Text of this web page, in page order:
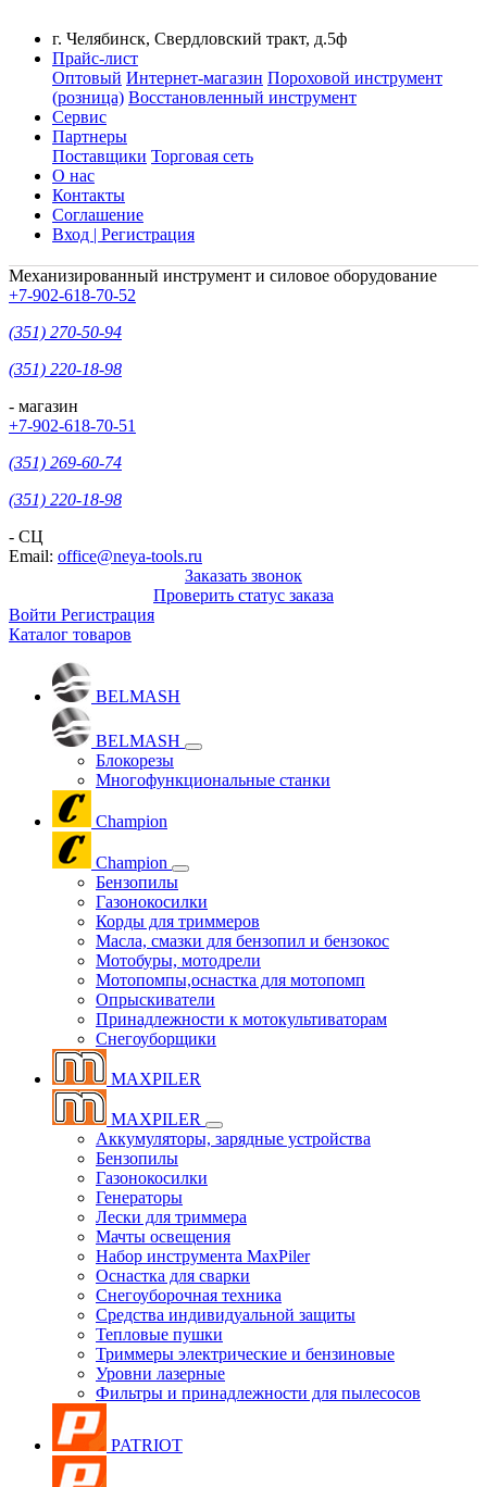
г. Челябинск, Свердловский тракт, д.5ф
Прайс-лист
Оптовый Интернет-магазин Пороховой инструмент
(розница) Восстановленный инструмент
Сервис
Партнеры
Поставщики Торговая сеть
О нас
Контакты
Соглашение
Вход | Регистрация
Механизированный инструмент и силовое оборудование
+7-902-618-70-52
(351) 270-50-94
(351) 220-18-98
- магазин
+7-902-618-70-51
(351) 269-60-74
(351) 220-18-98
- СЦ
Email: office@neya-tools.ru
Заказать звонок
Проверить статус заказа
Войти Регистрация
Каталог товаров
BELMASH
BELMASH
Блокорезы
Многофункциональные станки
Champion
Champion
Бензопилы
Газонокосилки
Корды для триммеров
Масла, смазки для бензопил и бензокос
Мотобуры, мотодрели
Мотопомпы,оснастка для мотопомп
Опрыскиватели
Принадлежности к мотокультиваторам
Снегоуборщики
MAXPILER
MAXPILER
Аккумуляторы, зарядные устройства
Бензопилы
Газонокосилки
Генераторы
Лески для триммера
Мачты освещения
Набор инструмента MaxPiler
Оснастка для сварки
Снегоуборочная техника
Средства индивидуальной защиты
Тепловые пушки
Триммеры электрические и бензиновые
Уровни лазерные
Фильтры и принадлежности для пылесосов
PATRIOT